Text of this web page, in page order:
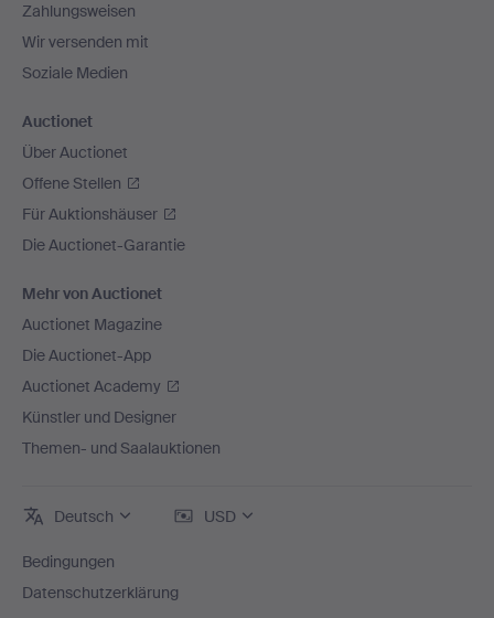
Zahlungsweisen
Wir versenden mit
Soziale Medien
Auctionet
Über Auctionet
Offene Stellen
Für Auktionshäuser
Die Auctionet-Garantie
Mehr von Auctionet
Auctionet Magazine
Die Auctionet-App
Auctionet Academy
Künstler und Designer
Themen- und Saalauktionen
Deutsch USD
Bedingungen
Datenschutzerklärung